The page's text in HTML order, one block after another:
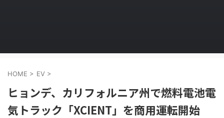
HOME > EV >
ヒョンデ、カリフォルニア州で燃料電池電
気トラック「XCIENT」を商用運転開始